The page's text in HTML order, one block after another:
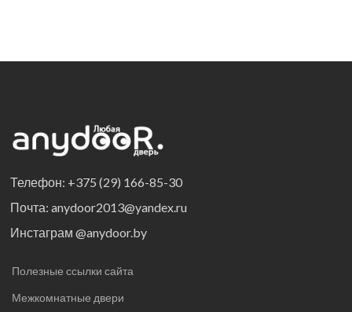
Телефон: +375 (29) 166-85-30
Почта: anydoor2013@yandex.ru
Инстаграм @anydoor.by
Полезные ссылки сайта
Межкомнатные двери